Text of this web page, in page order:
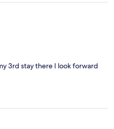
3rd stay there I look forward